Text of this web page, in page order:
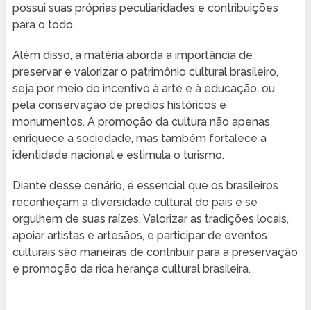
possui suas próprias peculiaridades e contribuições
para o todo.
Além disso, a matéria aborda a importância de
preservar e valorizar o patrimônio cultural brasileiro,
seja por meio do incentivo à arte e à educação, ou
pela conservação de prédios históricos e
monumentos. A promoção da cultura não apenas
enriquece a sociedade, mas também fortalece a
identidade nacional e estimula o turismo.
Diante desse cenário, é essencial que os brasileiros
reconheçam a diversidade cultural do país e se
orgulhem de suas raízes. Valorizar as tradições locais,
apoiar artistas e artesãos, e participar de eventos
culturais são maneiras de contribuir para a preservação
e promoção da rica herança cultural brasileira.